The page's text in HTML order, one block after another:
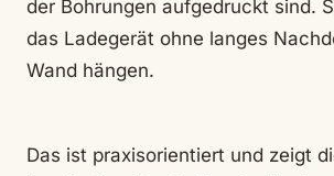
der Bohrungen aufgedruckt sind.
das Ladegerät ohne langes
Wand hängen.
Das ist praxisorientiert und zeigt